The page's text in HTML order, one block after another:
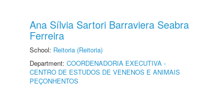
Ana Sílvia Sartori Barraviera Seabra
Ferreira
School: Reitoria (Reitoria)
Department: COORDENADORIA EXECUTIVA -
CENTRO DE ESTUDOS DE VENENOS E ANIMAIS
PEÇONHENTOS